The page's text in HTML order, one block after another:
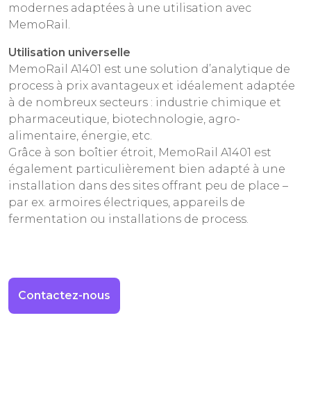
modernes adaptées à une utilisation avec
MemoRail.
Utilisation universelle
MemoRail A1401 est une solution d’analytique de
process à prix avantageux et idéalement adaptée
à de nombreux secteurs : industrie chimique et
pharmaceutique, biotechnologie, agro-
alimentaire, énergie, etc.
Grâce à son boîtier étroit, MemoRail A1401 est
également particulièrement bien adapté à une
installation dans des sites offrant peu de place –
par ex. armoires électriques, appareils de
fermentation ou installations de process.
Contactez-nous